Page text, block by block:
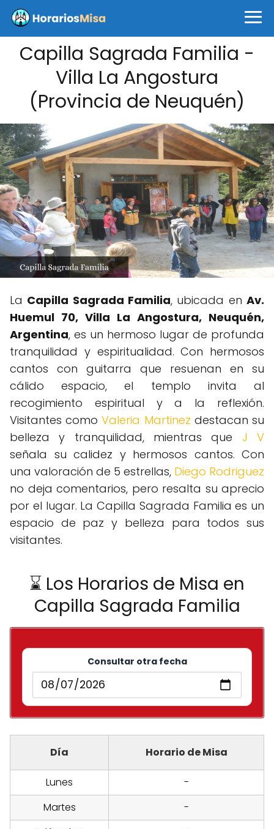
Capilla Sagrada Familia -
Villa La Angostura
(Provincia de Neuquén)
La Capilla Sagrada Familia, ubicada enAv.
Huemul 70, Villa La Angostura, Neuquén,
Argentina, es un hermoso lugar de profunda
tranquilidad y espiritualidad. Con hermosos
cantos con guitarra que resuenan en su
cálido espacio, el templo invita al
recogimiento espiritual y a la reflexión.
Visitantes comoValeria Martinez destacan su
belleza y tranquilidad, mientras que J V
señala su calidez y hermosos cantos. Con
una valoración de 5 estrellas, Diego Rodriguez
no deja comentarios, pero resalta su aprecio
por el lugar. La Capilla Sagrada Familia es un
espacio de paz y belleza para todos sus
visitantes.
⌛ Los Horarios de Misa en
Capilla Sagrada Familia
Consultar otra fecha
Día Horario de Misa
Lunes
-
Martes
-